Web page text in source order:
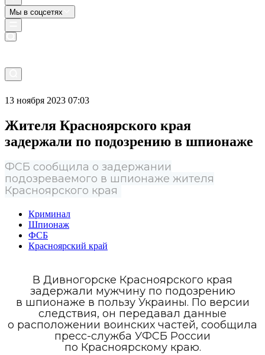
Мы в соцсетях
13 ноября 2023 07:03
Жителя Красноярского края
задержали по подозрению в шпионаже
ФСБ сообщила о задержании
подозреваемого в шпионаже жителя
Красноярского края
Криминал
Шпионаж
ФСБ
Красноярский край
В Дивногорске Красноярского края
задержали мужчину по подозрению
в шпионаже в пользу Украины. По версии
следствия, он передавал данные
о расположении воинских частей, сообщила
пресс-служба УФСБ России
по Красноярскому краю.